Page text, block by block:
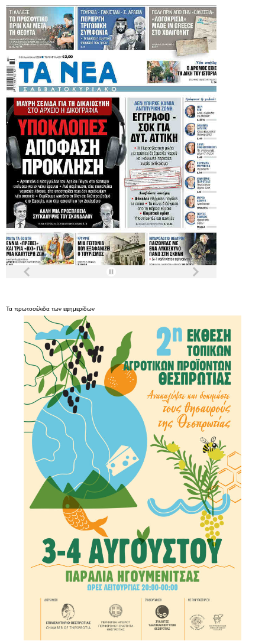
Τα πρωτοσέλιδα των εφημερίδων